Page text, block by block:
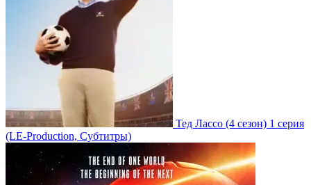
Тед Лассо (4 сезон) 1 серия
(LE-Production, Субтитры)